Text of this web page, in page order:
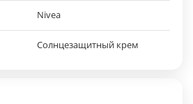
Nivea
Солнцезащитный крем